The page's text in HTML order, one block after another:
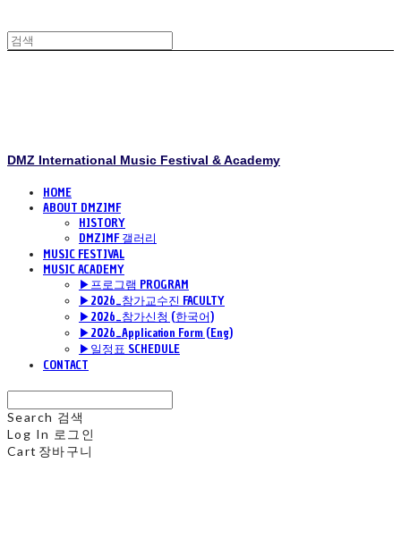
DMZ International Music Festival & Academy
HOME
ABOUT DMZIMF
HISTORY
DMZIMF 갤러리
MUSIC FESTIVAL
MUSIC ACADEMY
▶프로그램 PROGRAM
▶2026_참가교수진 FACULTY
▶2026_참가신청 (한국어)
▶2026_Application Form (Eng)
▶일정표 SCHEDULE
CONTACT
Search 검색
Log In 로그인
Cart 장바구니